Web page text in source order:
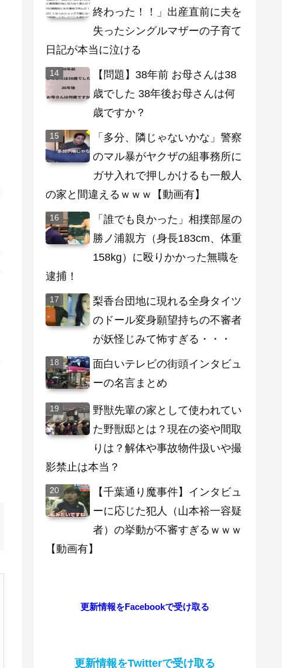
終わった！！」出産直前に夫を
失ったシングルマザーの子育て
日記が本当に泣ける
【問題】38年前 お母さんは38
歳でした 38年後お母さんは何
歳ですか？
「多分、隣じゃないかな」警察
のマル暴がヤクザの組事務所に
ガサ入れで押しかけるも一般人
の家と間違えるｗｗｗ【動画有】
「誰でも良かった」相撲部屋の
勝ノ浦親方（身長183cm、体重
158kg）に殴りかかった無職を
逮捕！
梨香台団地に現れる全身タイツ
のドール変身願望持ちの不審者
が妖怪じみて怖すぎる・・・
面白いテレビの街頭インタビュ
ーの名言まとめ
野獣先輩の家として使われてい
た野獣邸とは？現在の姿や間取
りは？解体や事故物件扱いや撮
影禁止は本当？
【千葉通り魔事件】インタビュ
ーに応じた犯人（山本裕一容疑
者）の挙動が不審すぎるｗｗｗ
【動画有】
更新情報をFacebookで受け取る
更新情報をTwitterで受け取る